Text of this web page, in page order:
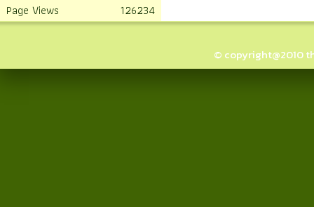
Page Views
126234
© copyright@2010